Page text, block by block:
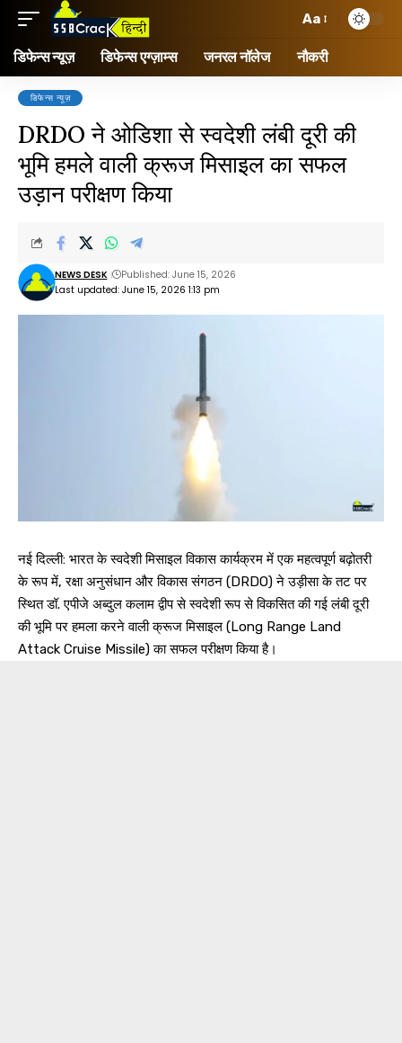
Aa
डिफेन्स न्यूज़ डिफेन्स एग्ज़ाम्स जनरल नॉलेज नौकरी
डिफेन्स न्यूज़
DRDO ने ओडिशा से स्वदेशी लंबी दूरी की
भूमि हमले वाली क्रूज मिसाइल का सफल
उड़ान परीक्षण किया
Last updated: June 15, 2026 1:13 pm
NEWS DESK Published: June 15, 2026
नई दिल्ली: भारत के स्वदेशी मिसाइल विकास कार्यक्रम में एक महत्वपूर्ण बढ़ोतरी
के रूप में, रक्षा अनुसंधान और विकास संगठन (DRDO) ने उड़ीसा के तट पर
स्थित डॉ. एपीजे अब्दुल कलाम द्वीप से स्वदेशी रूप से विकसित की गई लंबी दूरी
की भूमि पर हमला करने वाली क्रूज मिसाइल (Long Range Land
Attack Cruise Missile) का सफल परीक्षण किया है।